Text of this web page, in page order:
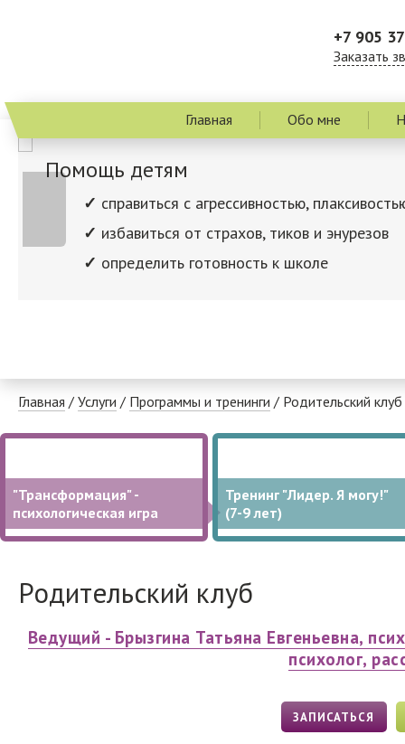
+7 905
Заказать
Главная Обо мне
Помощь детям
справиться с агрессивностью,
избавиться от страхов, тиков и энурезов
определить готовность к школе
Главная / Услуги / Программы и тренинги / Родительский клуб
"Трансформация" -
психологическая игра
Тренинг "Лидер. Я могу!"
(7-9 лет)
Родительский клуб
Ведущий - Брызгина Татьяна Евгеньевна,
психолог,
ЗАПИСАТЬСЯ